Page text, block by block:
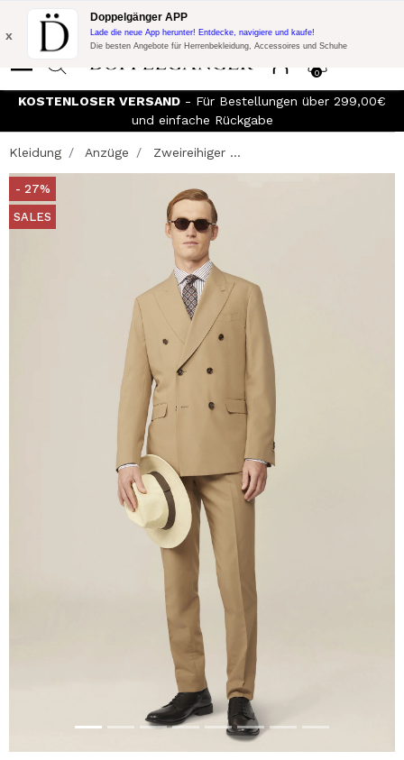
Blitzangebot:
10% Extra-Rabatt auf 300€ Einkauf mit Code:
DOPPEL300
0
x
Doppelgänger APP
Lade die neue App herunter! Entdecke, navigiere und kaufe!
Die besten Angebote für Herrenbekleidung, Accessoires und Schuhe
KOSTENLOSER VERSAND - Für Bestellungen über 299,00€
und einfache Rückgabe
Kleidung Anzüge Zweireihiger ...
- 27%
SALES